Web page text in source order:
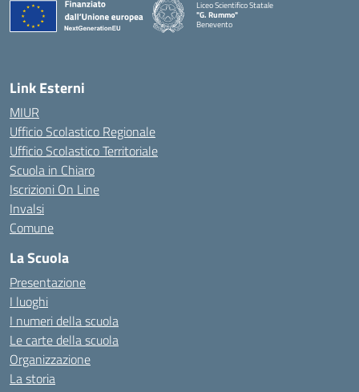
Liceo Scientifico Statale
"G. Rummo"
Benevento
Link Esterni
MIUR
Ufficio Scolastico Regionale
Ufficio Scolastico Territoriale
Scuola in Chiaro
Iscrizioni On Line
Invalsi
Comune
La Scuola
Presentazione
I luoghi
I numeri della scuola
Le carte della scuola
Organizzazione
La storia